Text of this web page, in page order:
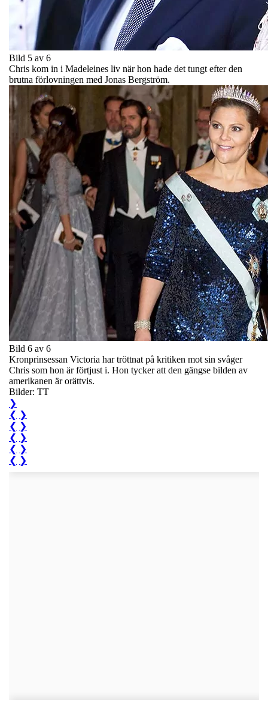
Bild 5 av 6
Chris kom in i Madeleines liv när hon hade det tungt efter den
brutna förlovningen med Jonas Bergström.
Bild 6 av 6
Kronprinsessan Victoria har tröttnat på kritiken mot sin svåger
Chris som hon är förtjust i. Hon tycker att den gängse bilden av
amerikanen är orättvis.
Bilder: TT
❯
❮ ❯
❮ ❯
❮ ❯
❮ ❯
❮ ❯